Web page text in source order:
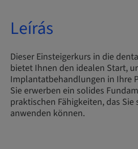
Leírás
Dieser Einsteigerkurs in die
bietet Ihnen den idealen Start,
Implantatbehandlungen in Ihre
Sie erwerben ein solides
praktischen Fähigkeiten, das
anwenden können.